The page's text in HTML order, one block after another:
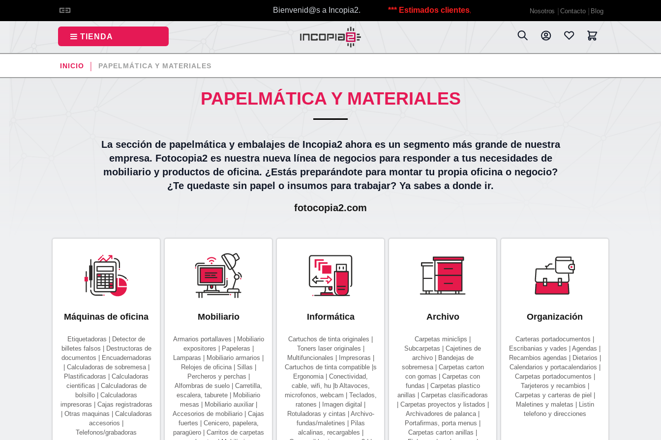
Bienvenid@s a Incopia2. *** Estimados clientes, debido a las vacaciones de verano planificadas
Nosotros Contacto Blog
TIENDA
INICIO PAPELMÁTICA Y MATERIALES
PAPELMÁTICA Y MATERIALES
La sección de papelmática y embalajes de Incopia2 ahora es un segmento más grande de nuestra
empresa. Fotocopia2 es nuestra nueva línea de negocios para responder a tus necesidades de
mobiliario y productos de oficina. ¿Estás preparándote para montar tu propia oficina o negocio?
¿Te quedaste sin papel o insumos para trabajar? Ya sabes a donde ir.
fotocopia2.com
Máquinas de oficina
Etiquetadoras | Detector de
billetes falsos | Destructoras de
documentos | Encuadernadoras
| Calculadoras de sobremesa |
Plastificadoras | Calculadoras
cientificas | Calculadoras de
bolsillo | Calculadoras
impresoras | Cajas registradoras
| Otras maquinas | Calculadoras
accesorios |
Telefonos/grabadoras
Mobiliario
Armarios portallaves | Mobiliario
expositores | Papeleras |
Lamparas | Mobiliario armarios |
Relojes de oficina | Sillas |
Percheros y perchas |
Alfombras de suelo | Carretilla,
escalera, taburete | Mobiliario
mesas | Mobiliario auxiliar |
Accesorios de mobiliario | Cajas
fuertes | Cenicero, papelera,
paragüero | Carritos de carpetas
Informática
Cartuchos de tinta originales |
Toners laser originales |
Multifuncionales | Impresoras |
Cartuchos de tinta compatible |s
Ergonomia | Conectividad,
cable, wifi, hu |b Altavoces,
microfonos, webcam | Teclados,
ratones | Imagen digital |
Rotuladoras y cintas | Archivo-
fundas/maletines | Pilas
alcalinas, recargables |
Archivo
Carpetas miniclips |
Subcarpetas | Cajetines de
archivo | Bandejas de
sobremesa | Carpetas carton
con gomas | Carpetas con
fundas | Carpetas plastico
anillas | Carpetas clasificadoras
| Carpetas proyectos y listados |
Archivadores de palanca |
Portafirmas, porta menus |
Carpetas carton anillas |
Organización
Carteras portadocumentos |
Escribanias y vades | Agendas |
Recambios agendas | Dietarios |
Calendarios y portacalendarios |
Carpetas portadocumentos |
Tarjeteros y recambios |
Carpetas y carteras de piel |
Maletines y maletas | Listin
telefono y direcciones